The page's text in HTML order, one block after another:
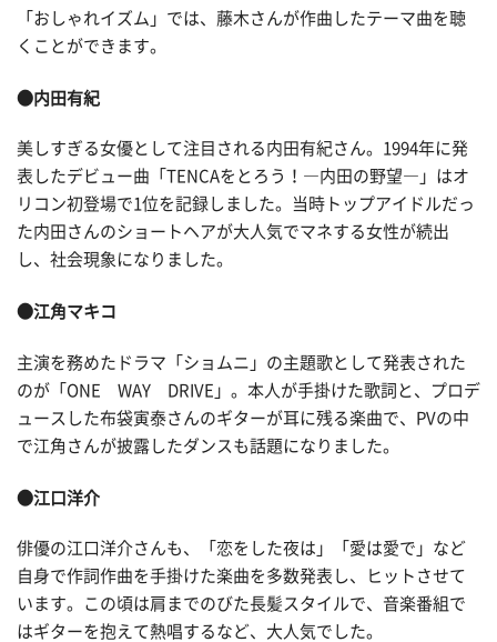
「おしゃれイズム」では、藤木さんが作曲したテーマ曲を聴
くことができます。
●内田有紀
美しすぎる女優として注目される内田有紀さん。1994年に発
表したデビュー曲「TENCAをとろう！―内田の野望―」はオ
リコン初登場で1位を記録しました。当時トップアイドルだっ
た内田さんのショートヘアが大人気でマネする女性が続出
し、社会現象になりました。
●江角マキコ
主演を務めたドラマ「ショムニ」の主題歌として発表された
のが「ONE WAY DRIVE」。本人が手掛けた歌詞と、プロデ
ュースした布袋寅泰さんのギターが耳に残る楽曲で、PVの中
で江角さんが披露したダンスも話題になりました。
●江口洋介
俳優の江口洋介さんも、「恋をした夜は」「愛は愛で」など
自身で作詞作曲を手掛けた楽曲を多数発表し、ヒットさせて
います。この頃は肩までのびた長髪スタイルで、音楽番組で
はギターを抱えて熱唱するなど、大人気でした。